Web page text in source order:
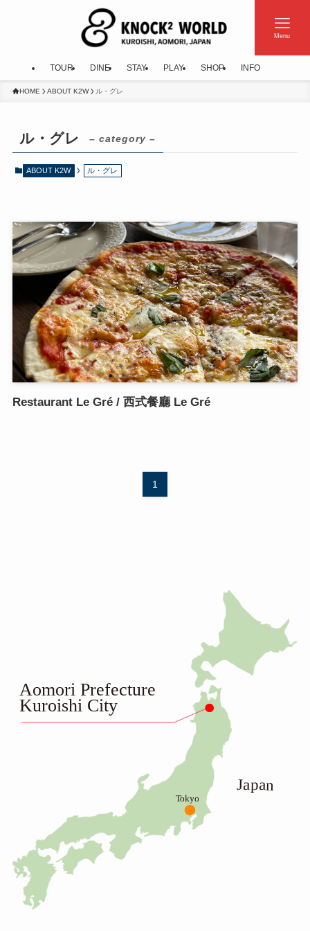
Menu
TOUR DINE STAY PLAY SHOP INFO
HOME ABOUT K2W ル・グレ
ル・グレ – category –
ABOUT K2W ル・グレ
Restaurant Le Gré / 西式餐廳 Le Gré
1